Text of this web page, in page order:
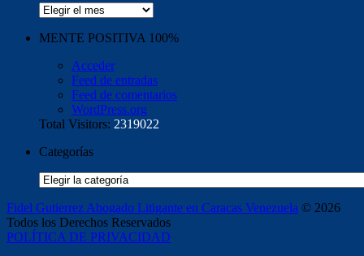
Archivos
MENTE POSITIVA 100%
Acceder
Feed de entradas
Feed de comentarios
WordPress.org
Total Visitors: 2319022
Categorías
Categorías
Fidel Gutierrez Abogado Litigante en Caracas Venezuela © 2026
Todos los Derechos Reservados
POLÍTICA DE PRIVACIDAD